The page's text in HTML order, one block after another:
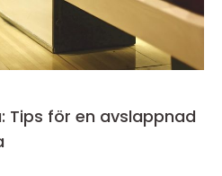
Tips för en avslappnad